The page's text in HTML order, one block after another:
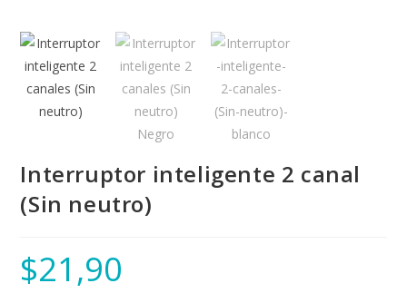
Interruptor inteligente 2 canal
(Sin neutro)
$21,90